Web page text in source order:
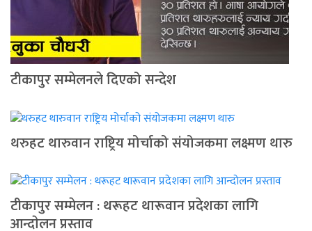
टीकापुर सम्मेलनले दिएको सन्देश
थरुहट थारुवान राष्ट्रिय मोर्चाको संयोजकमा लक्ष्मण थारु
टीकापुर सम्मेलन : थरूहट थारूवान प्रदेशका लागि
आन्दाेलन प्रस्ताव